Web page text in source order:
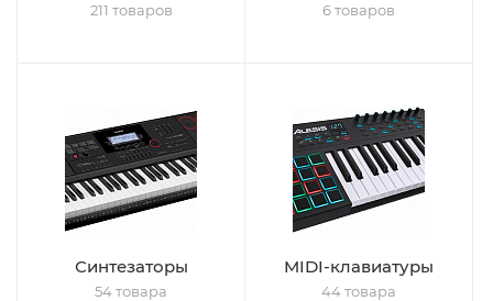
211 товаров 6 товаров
Синтезаторы
54 товара
MIDI-клавиатуры
44 товара